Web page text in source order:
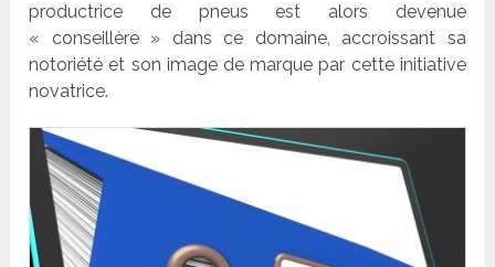
productrice de pneus est alors devenue
« conseillère » dans ce domaine, accroissant sa
notoriété et son image de marque par cette initiative
novatrice.